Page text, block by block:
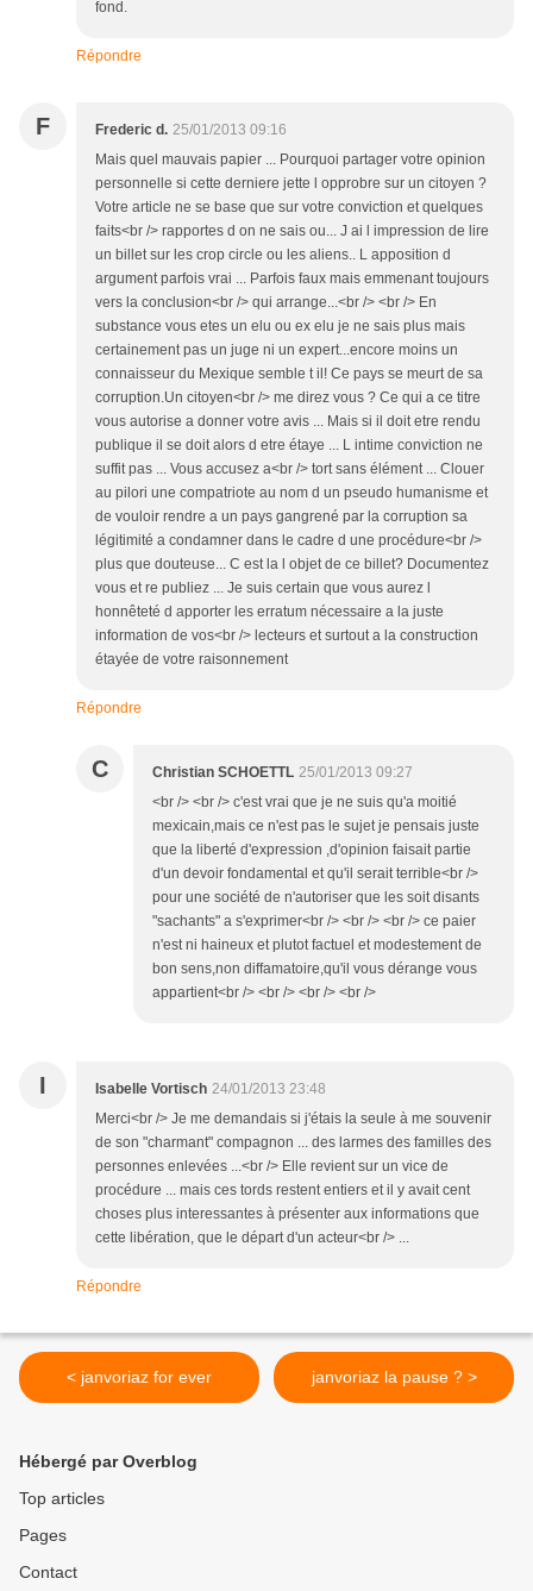
fond.
Répondre
F Frederic d. 25/01/2013 09:16
Mais quel mauvais papier ... Pourquoi partager votre opinion
personnelle si cette derniere jette l opprobre sur un citoyen ?
Votre article ne se base que sur votre conviction et quelques
faits<br /> rapportes d on ne sais ou... J ai l impression de lire
un billet sur les crop circle ou les aliens.. L apposition d
argument parfois vrai ... Parfois faux mais emmenant toujours
vers la conclusion<br /> qui arrange...<br /> <br /> En
substance vous etes un elu ou ex elu je ne sais plus mais
certainement pas un juge ni un expert...encore moins un
connaisseur du Mexique semble t il! Ce pays se meurt de sa
corruption.Un citoyen<br /> me direz vous ? Ce qui a ce titre
vous autorise a donner votre avis ... Mais si il doit etre rendu
publique il se doit alors d etre étaye ... L intime conviction ne
suffit pas ... Vous accusez a<br /> tort sans élément ... Clouer
au pilori une compatriote au nom d un pseudo humanisme et
de vouloir rendre a un pays gangrené par la corruption sa
légitimité a condamner dans le cadre d une procédure<br />
plus que douteuse... C est la l objet de ce billet? Documentez
vous et re publiez ... Je suis certain que vous aurez l
honnêteté d apporter les erratum nécessaire a la juste
information de vos<br /> lecteurs et surtout a la construction
étayée de votre raisonnement
Répondre
C Christian SCHOETTL 25/01/2013 09:27
<br /> <br /> c'est vrai que je ne suis qu'a moitié
mexicain,mais ce n'est pas le sujet je pensais juste
que la liberté d'expression ,d'opinion faisait partie
d'un devoir fondamental et qu'il serait terrible<br />
pour une société de n'autoriser que les soit disants
"sachants" a s'exprimer<br /> <br /> <br /> ce paier
n'est ni haineux et plutot factuel et modestement de
bon sens,non diffamatoire,qu'il vous dérange vous
appartient<br /> <br /> <br /> <br />
I Isabelle Vortisch 24/01/2013 23:48
Merci<br /> Je me demandais si j'étais la seule à me souvenir
de son "charmant" compagnon ... des larmes des familles des
personnes enlevées ...<br /> Elle revient sur un vice de
procédure ... mais ces tords restent entiers et il y avait cent
choses plus interessantes à présenter aux informations que
cette libération, que le départ d'un acteur<br /> ...
Répondre
< janvoriaz for ever janvoriaz la pause ? >
Hébergé par Overblog
Top articles
Pages
Contact